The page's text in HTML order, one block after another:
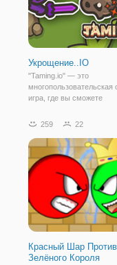
Укрощение..IO
"Taming.io" — это
многопользовательская
игра, где вы сможете
земного шара и стать
заняла свою нишу в
любимых ио игр многих
259 22
Красный Шар Против
Зелёного Короля